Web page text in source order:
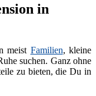
in
meist Familien, kleine
suchen. Ganz ohne
zu bieten, die Du in